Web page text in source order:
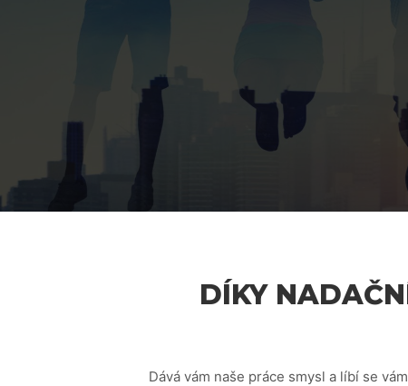
DÍKY
Dává vám naše práce smysl a líbí se